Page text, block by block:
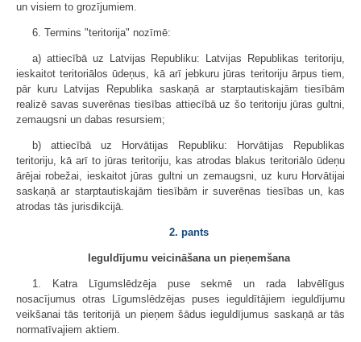
un visiem to grozījumiem.
6. Termins "teritorija" nozīmē:
a) attiecībā uz Latvijas Republiku: Latvijas Republikas teritoriju,
ieskaitot teritoriālos ūdeņus, kā arī jebkuru jūras teritoriju ārpus tiem,
pār kuru Latvijas Republika saskaņā ar starptautiskajām tiesībām
realizē savas suverēnas tiesības attiecībā uz šo teritoriju jūras gultni,
zemaugsni un dabas resursiem;
b) attiecībā uz Horvātijas Republiku: Horvātijas Republikas
teritoriju, kā arī to jūras teritoriju, kas atrodas blakus teritoriālo ūdeņu
ārējai robežai, ieskaitot jūras gultni un zemaugsni, uz kuru Horvātijai
saskaņā ar starptautiskajām tiesībām ir suverēnas tiesības un, kas
atrodas tās jurisdikcijā.
2. pants
Ieguldījumu veicināšana un pieņemšana
1. Katra Līgumslēdzēja puse sekmē un rada labvēlīgus
nosacījumus otras Līgumslēdzējas puses ieguldītājiem ieguldījumu
veikšanai tās teritorijā un pieņem šādus ieguldījumus saskaņā ar tās
normatīvajiem aktiem.